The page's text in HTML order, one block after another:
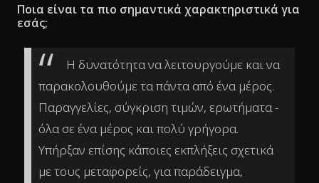
Ποια είναι τα πιο σημαντικά χαρακτηριστικά για
εσάς;
Η δυνατότητα να λειτουργούμε και να
παρακολουθούμε τα πάντα από ένα μέρος.
Παραγγελίες, σύγκριση τιμών, ερωτήματα -
όλα σε ένα μέρος και πολύ γρήγορα.
Υπήρξαν επίσης κάποιες εκπλήξεις σχετικά
με τους μεταφορείς, για παράδειγμα,